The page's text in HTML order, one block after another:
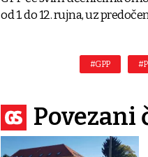
od 1. do 12. rujna, uz
#GPP
Povezani